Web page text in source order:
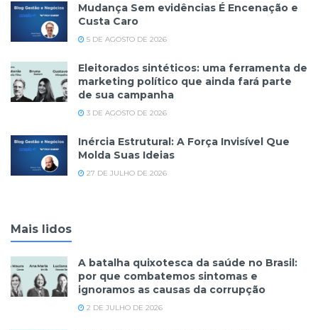
Mudança Sem evidências É Encenação e
Custa Caro
5 DE AGOSTO DE 2026
Eleitorados sintéticos: uma ferramenta de
marketing político que ainda fará parte
de sua campanha
3 DE AGOSTO DE 2026
Inércia Estrutural: A Força Invisível Que
Molda Suas Ideias
27 DE JULHO DE 2026
Mais lidos
A batalha quixotesca da saúde no Brasil:
por que combatemos sintomas e
ignoramos as causas da corrupção
2 DE JULHO DE 2026